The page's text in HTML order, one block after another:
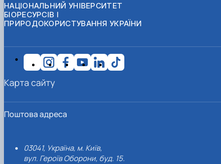
НАЦІОНАЛЬНИЙ УНІВЕРСИТЕТ
БІОРЕСУРСІВ І
ПРИРОДОКОРИСТУВАННЯ УКРАЇНИ
Поштова адреса
03041, Україна, м. Київ,
вул. Героїв Оборони, буд. 15.
Карта сайту